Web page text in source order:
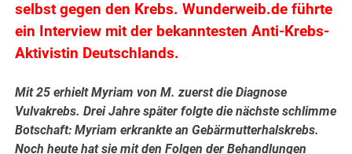
selbst gegen den Krebs. Wunderweib.de führte
ein Interview mit der bekanntesten Anti-Krebs-
Aktivistin Deutschlands.
Mit 25 erhielt Myriam von M. zuerst die Diagnose
Vulvakrebs. Drei Jahre später folgte die nächste schlimme
Botschaft: Myriam erkrankte an Gebärmutterhalskrebs.
Noch heute hat sie mit den Folgen der Behandlungen